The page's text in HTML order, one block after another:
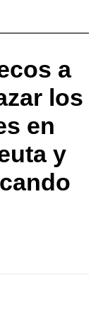
a
los
en
y